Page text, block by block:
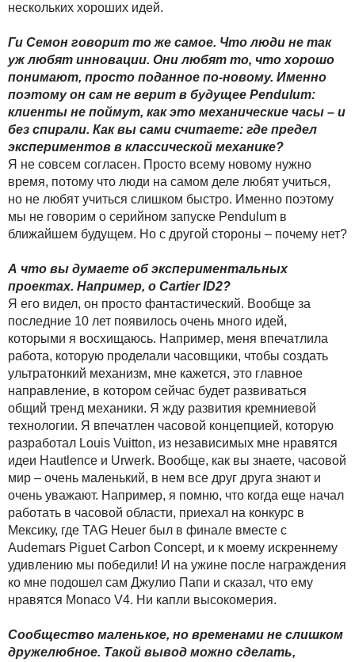
нескольких хороших идей.
Ги Семон говорит то же самое. Что люди не так
уж любят инновации. Они любят то, что хорошо
понимают, просто поданное по-новому. Именно
поэтому он сам не верит в будущее Pendulum:
клиенты не поймут, как это механические часы – и
без спирали. Как вы сами считаете: где предел
экспериментов в классической механике?
Я не совсем согласен. Просто всему новому нужно
время, потому что люди на самом деле любят учиться,
но не любят учиться слишком быстро. Именно поэтому
мы не говорим о серийном запуске Pendulum в
ближайшем будущем. Но с другой стороны – почему нет?
А что вы думаете об экспериментальных
проектах. Например, о Cartier ID2?
Я его видел, он просто фантастический. Вообще за
последние 10 лет появилось очень много идей,
которыми я восхищаюсь. Например, меня впечатлила
работа, которую проделали часовщики, чтобы создать
ультратонкий механизм, мне кажется, это главное
направление, в котором сейчас будет развиваться
общий тренд механики. Я жду развития кремниевой
технологии. Я впечатлен часовой концепцией, которую
разработал Louis Vuitton, из независимых мне нравятся
идеи Hautlence и Urwerk. Вообще, как вы знаете, часовой
мир – очень маленький, в нем все друг друга знают и
очень уважают. Например, я помню, что когда еще начал
работать в часовой области, приехал на конкурс в
Мексику, где TAG Heuer был в финале вместе с
Audemars Piguet Carbon Concept, и к моему искреннему
удивлению мы победили! И на ужине после награждения
ко мне подошел сам Джулио Папи и сказал, что ему
нравятся Monaco V4. Ни капли высокомерия.
Сообщество маленькое, но временами не слишком
дружелюбное. Такой вывод можно сделать,